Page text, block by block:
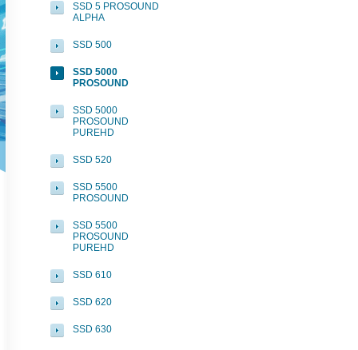
SSD 5 PROSOUND
ALPHA
SSD 500
SSD 5000
PROSOUND
SSD 5000
PROSOUND
PUREHD
SSD 520
SSD 5500
PROSOUND
SSD 5500
PROSOUND
PUREHD
SSD 610
SSD 620
SSD 630